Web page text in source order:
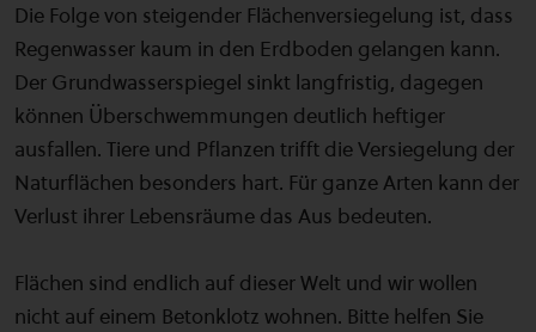
Die Folge von steigender Flächenversiegelung ist, dass
Regenwasser kaum in den Erdboden gelangen kann.
Der Grundwasserspiegel sinkt langfristig, dagegen
können Überschwemmungen deutlich heftiger
ausfallen. Tiere und Pflanzen trifft die Versiegelung der
Naturflächen besonders hart. Für ganze Arten kann der
Verlust ihrer Lebensräume das Aus bedeuten.
Flächen sind endlich auf dieser Welt und wir wollen
nicht auf einem Betonklotz wohnen. Bitte helfen Sie